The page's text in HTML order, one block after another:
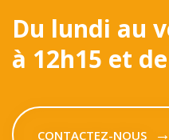
Du lundi au
à 12h15 et
CONTACTEZ-NOUS